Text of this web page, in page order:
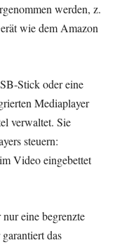
werden, z.
wie dem Amazon
Stick oder eine
Mediaplayer
verwaltet. Sie
steuern:
Video eingebettet
eine begrenzte
das